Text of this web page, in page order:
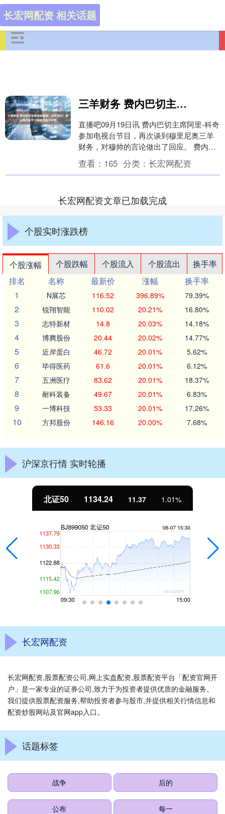
长宏网配资 相关话题
三羊财务 费内巴切主席回应穆帅：自贬身价！将出局归咎于一名球员是不对的
直播吧09月19日讯 费内巴切主席阿里-科奇
参加电视台节目，再次谈到穆里尼奥三羊
财务，对穆帅的言论做出了回应。 费内巴
切在欧冠附加赛0-1被本菲卡淘汰，进球队
员....
查看： 165 分类： 长宏网配资
长宏网配资文章已加载完成
个股实时涨跌榜
个股涨幅 个股跌幅 个股流入 个股流出
换手率
排名
名称 最新价 涨幅
换手率
1
N展芯 116.52 396.89% 79.39%
2 锐翔智能 110.02 20.21% 16.80%
3 志特新材 14.8 20.03% 14.18%
4 博腾股份 20.44 20.02% 14.77%
5 近岸蛋白 46.72 20.01% 5.62%
6 毕得医药 61.6 20.01% 6.12%
7 五洲医疗 83.62 20.01% 18.37%
8 耐科装备 49.67 20.01% 6.83%
9 一博科技 53.33 20.01% 17.26%
10 方邦股份 146.16 20.00% 7.68%
沪深京行情 实时轮播
北证50 1134.24 11.37 1.01%
长宏网配资
长宏网配资,股票配资公司,网上实盘配资,股票配资平台「配资官网开
户」是一家专业的证券公司,致力于为投资者提供优质的金融服务。
我们提供股票配资服务,帮助投资者参与股市,并提供相关行情信息和
配资炒股网站及官网app入口。
话题标签
战争 后的
公布 每一